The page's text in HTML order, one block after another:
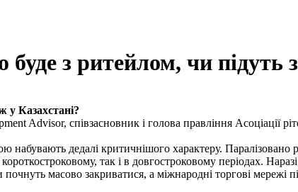
з ритейлом, чи підуть
у Казахстані?
Advisor, співзасновник і голова правління Асоціації
дедалі критичнішого характеру. Паралізовано
так і в довгостроковому періодах.
масово закриватися, а міжнародні торгові мережі